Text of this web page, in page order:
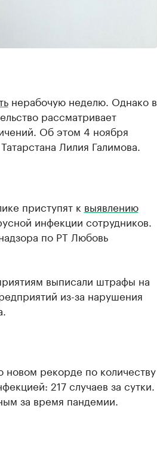
нерабочую неделю. Однако в
рассматривает
Об этом 4 ноября
Лилия Галимова.
приступят к выявлению
инфекции сотрудников.
по РТ Любовь
выписали штрафы на
из-за нарушения
новом рекорде по количеству
217 случаев за сутки.
за время пандемии.